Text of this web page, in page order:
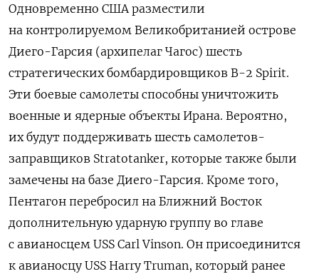
Одновременно США разместили
на контролируемом Великобританией острове
Диего-Гарсия (архипелаг Чагос) шесть
стратегических бомбардировщиков B-2 Spirit.
Эти боевые самолеты способны уничтожить
военные и ядерные объекты Ирана. Вероятно,
их будут поддерживать шесть самолетов-
заправщиков Stratotanker, которые также были
замечены на базе Диего-Гарсия. Кроме того,
Пентагон перебросил на Ближний Восток
дополнительную ударную группу во главе
с авианосцем USS Carl Vinson. Он присоединится
к авианосцу USS Harry Truman, который ранее